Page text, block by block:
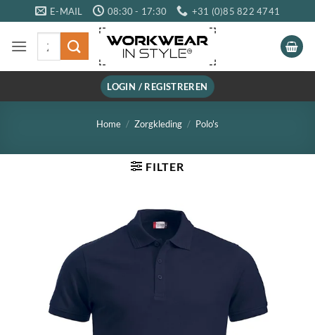
naar
inhoud
E-MAIL 08:30 - 17:30 +31 (0)85 822 4741
Zoeken
LOGIN / REGISTREREN
Home / Zorgkleding / Polo's
FILTER